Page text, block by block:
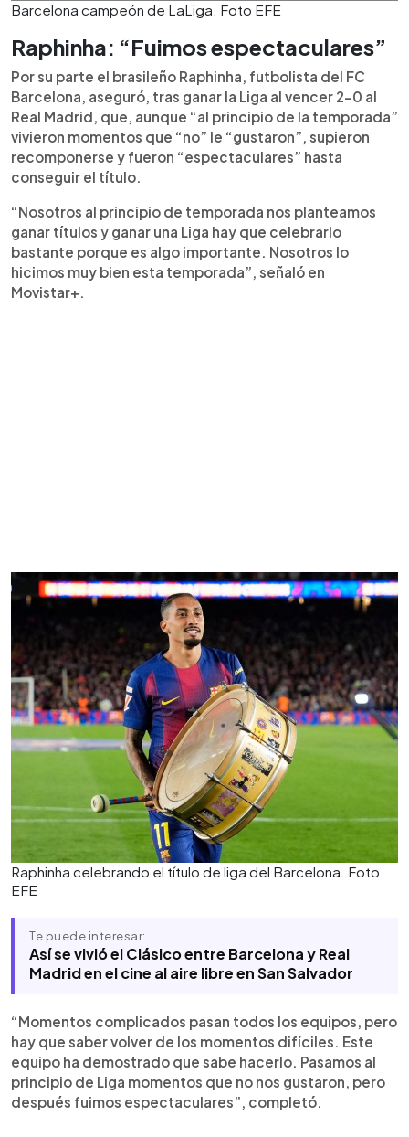
Barcelona campeón de LaLiga. Foto EFE
Raphinha: “Fuimos espectaculares”
Por su parte el brasileño Raphinha, futbolista del FC
Barcelona, aseguró, tras ganar la Liga al vencer 2-0 al
Real Madrid, que, aunque “al principio de la temporada”
vivieron momentos que “no” le “gustaron”, supieron
recomponerse y fueron “espectaculares” hasta
conseguir el título.
“Nosotros al principio de temporada nos planteamos
ganar títulos y ganar una Liga hay que celebrarlo
bastante porque es algo importante. Nosotros lo
hicimos muy bien esta temporada”, señaló en
Movistar+.
Raphinha celebrando el título de liga del Barcelona. Foto
EFE
Te puede interesar:
Así se vivió el Clásico entre Barcelona y Real
Madrid en el cine al aire libre en San Salvador
“Momentos complicados pasan todos los equipos, pero
hay que saber volver de los momentos difíciles. Este
equipo ha demostrado que sabe hacerlo. Pasamos al
principio de Liga momentos que no nos gustaron, pero
después fuimos espectaculares”, completó.